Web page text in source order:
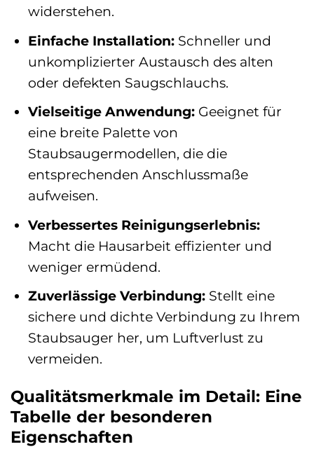
widerstehen.
Einfache Installation:Schneller und
unkomplizierter Austausch des alten
oder defekten Saugschlauchs.
Vielseitige Anwendung:Geeignet für
eine breite Palette von
Staubsaugermodellen, die die
entsprechenden Anschlussmaße
aufweisen.
Verbessertes Reinigungserlebnis:
Macht die Hausarbeit effizienter und
weniger ermüdend.
Zuverlässige Verbindung:Stellt eine
sichere und dichte Verbindung zu Ihrem
Staubsauger her, um Luftverlust zu
vermeiden.
Qualitätsmerkmale im Detail: Eine
Tabelle der besonderen
Eigenschaften